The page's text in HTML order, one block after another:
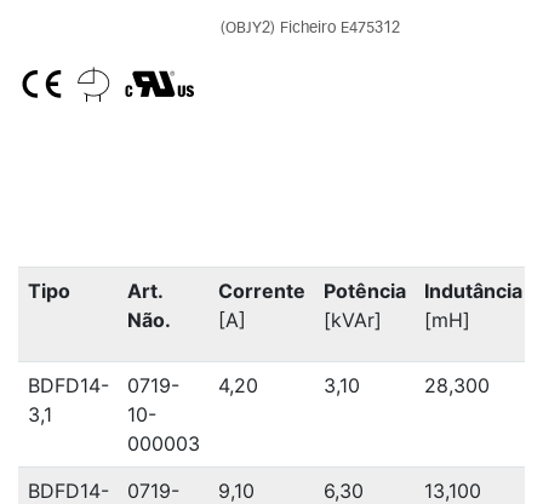
(OBJY2) Ficheiro E475312
Tipo
Art.
Não.
Corrente
[A]
Potência
[kVAr]
Indutância
[mH]
BDFD14-
3,1
0719-
10-
000003
4,20 3,10 28,300
BDFD14-
0719-
9,10 6,30 13,100